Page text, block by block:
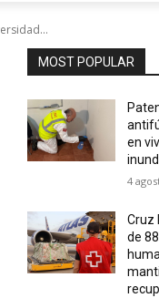
MOST POPULAR
en
4
Cruz
de